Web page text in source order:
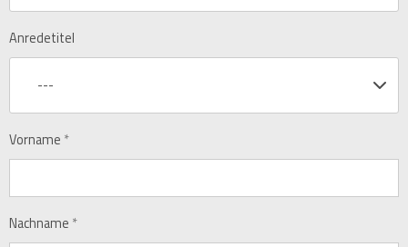
Anredetitel
---
Vorname *
Nachname *